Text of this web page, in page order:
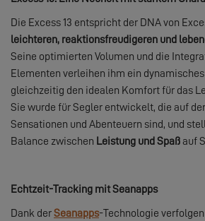
Die Excess 13 entspricht der DNA von
leichteren, reaktionsfreudigeren und
Seine optimierten Volumen und die
Elementen verleihen ihm ein
gleichzeitig den idealen Komfort für das
Sie wurde für Segler entwickelt, die auf
Sensationen und Abenteuern sind, und
Balance zwischen Leistung und Spaß auf
Echtzeit-Tracking mit Seanapps
Dank derSeanapps-Technologie